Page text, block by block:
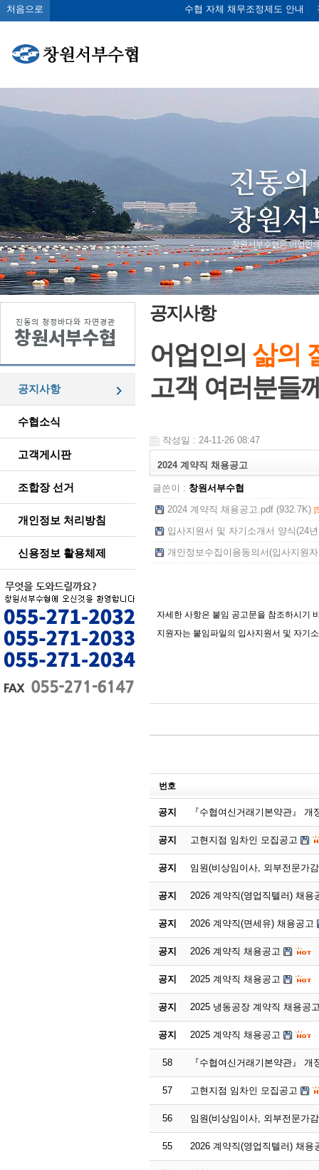
처음으로 수협 자체 채무조정제도 안내
공지사항
수협소식
고객게시판
조합장 선거
개인정보 처리방침
신용정보 활용체제
공지사항
어업인의 삶의
고객 여러분들
작성일 : 24-11-26 08:47
2024 계약직 채용공고
글쓴이 : 창원서부수협
2024 계약직 채용공고.pdf (932.7K)
입사지원서 및 자기소개서 양식(24
개인정보수집이용동의서(입사지원
자세한 사항은 붙임 공고문을 참조하시기
지원자는 붙임파일의 입사지원서 및 자기
번호
공지 『수협여신거래기본약관』 개
공지 고현지점 임차인 모집공고
공지 임원(비상임이사, 외부전문가
공지 2026 계약직(영업직텔러) 채용
공지 2026 계약직(면세유) 채용공고
공지 2026 계약직 채용공고
공지 2025 계약직 채용공고
공지 2025 냉동공장 계약직 채용공
공지 2025 계약직 채용공고
58 『수협여신거래기본약관』 개
57 고현지점 임차인 모집공고
56 임원(비상임이사, 외부전문가
55 2026 계약직(영업직텔러) 채용